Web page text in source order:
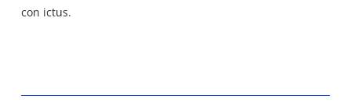
con ictus.